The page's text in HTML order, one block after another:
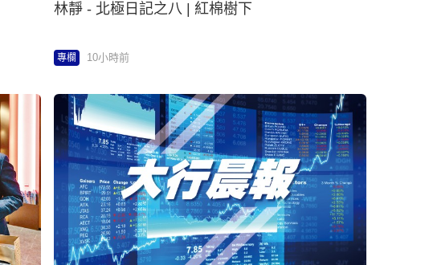
林靜 - 北極日記之八 | 紅棉樹下
專欄 10小時前